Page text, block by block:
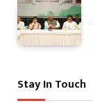
Stay In Touch